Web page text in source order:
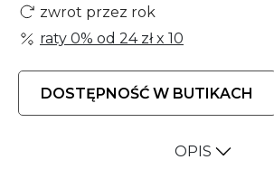
zwrot przez rok
raty 0% od 24 złx 10
DOSTĘPNOŚĆ W BUTIKACH
OPIS